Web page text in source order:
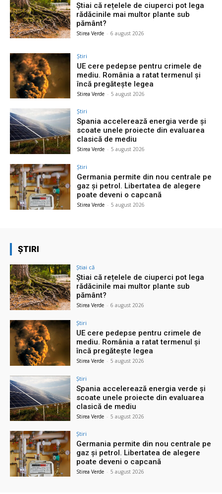
Știai că rețelele de ciuperci pot lega
rădăcinile mai multor plante sub
pământ?
Stirea Verde - 6 august 2026
Știri
UE cere pedepse pentru crimele de
mediu. România a ratat termenul și
încă pregătește legea
Stirea Verde - 5 august 2026
Știri
Spania accelerează energia verde și
scoate unele proiecte din evaluarea
clasică de mediu
Stirea Verde - 5 august 2026
Știri
Germania permite din nou centrale pe
gaz și petrol. Libertatea de alegere
poate deveni o capcană
Stirea Verde - 5 august 2026
ȘTIRI
Știai că
Știai că rețelele de ciuperci pot lega
rădăcinile mai multor plante sub
pământ?
Stirea Verde - 6 august 2026
Știri
UE cere pedepse pentru crimele de
mediu. România a ratat termenul și
încă pregătește legea
Stirea Verde - 5 august 2026
Știri
Spania accelerează energia verde și
scoate unele proiecte din evaluarea
clasică de mediu
Stirea Verde - 5 august 2026
Știri
Germania permite din nou centrale pe
gaz și petrol. Libertatea de alegere
poate deveni o capcană
Stirea Verde - 5 august 2026